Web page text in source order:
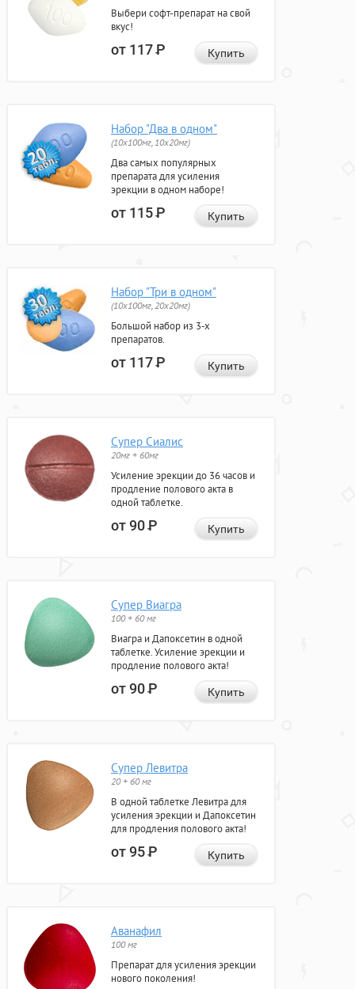
Выбери софт-препарат на свой
вкус!
от 117Р Купить
Набор "Два в одном"
(10x100мг, 10x20мг)
Два самых популярных
препарата для усиления
эрекции в одном наборе!
от 115Р Купить
Набор "Три в одном"
(10x100мг, 20x20мг)
Большой набор из 3-х
препаратов.
от 117Р Купить
Супер Сиалис
20мг + 60мг
Усиление эрекции до 36 часов и
продление полового акта в
одной таблетке.
от 90Р Купить
Супер Виагра
100 + 60 мг
Виагра и Дапоксетин в одной
таблетке. Усиление эрекции и
продление полового акта!
от 90Р Купить
Супер Левитра
20 + 60 мг
В одной таблетке Левитра для
усиления эрекции и Дапоксетин
для продления полового акта!
от 95Р Купить
Аванафил
100 мг
Препарат для усиления эрекции
нового поколения!